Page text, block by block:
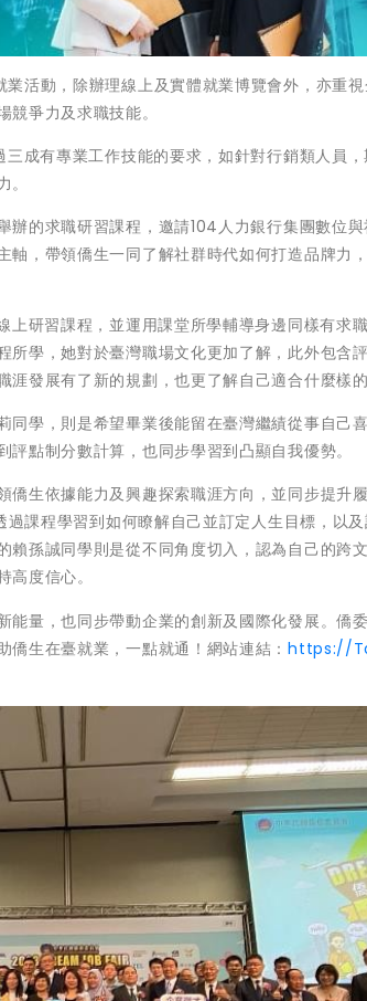
活動，除辦理線上及實體就業博覽會外，亦重
爭力及求職技能。
成有專業工作技能的要求，如針對行銷類人員
的求職研習課程，邀請104人力銀行集團數位
，帶領僑生一同了解社群時代如何打造品牌力
研習課程，並運用課堂所學輔導身邊同樣有求
學，她對於臺灣職場文化更加了解，此外包含
發展有了新的規劃，也更了解自己適合什麼樣的
學，則是希望畢業後能留在臺灣繼績從事自己
點制分數計算，也同步學習到凸顯自我優勢。
生依據能力及興趣探索職涯方向，並同步提升
課程學習到如何瞭解自己並訂定人生目標，以
孫誠同學則是從不同角度切入，認為自己的跨
度信心。
量，也同步帶動企業的創新及國際化發展。僑
僑生在臺就業，一點就通！網站連結：https://